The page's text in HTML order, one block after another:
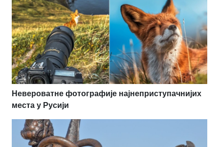
Невероватне фотографије најнеприступачнијих
места у Русији